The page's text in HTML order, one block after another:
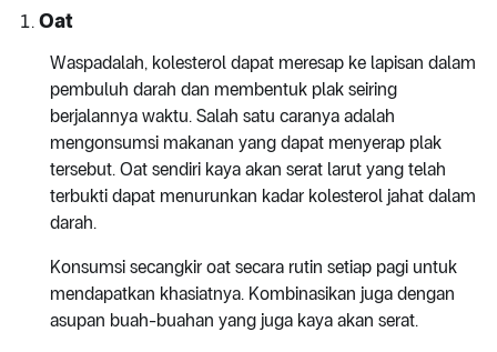
Oat
Waspadalah, kolesterol dapat meresap ke lapisan dalam
pembuluh darah dan membentuk plak seiring
berjalannya waktu. Salah satu caranya adalah
mengonsumsi makanan yang dapat menyerap plak
tersebut. Oat sendiri kaya akan serat larut yang telah
terbukti dapat menurunkan kadar kolesterol jahat dalam
darah.
Konsumsi secangkir oat secara rutin setiap pagi untuk
mendapatkan khasiatnya. Kombinasikan juga dengan
asupan buah-buahan yang juga kaya akan serat.